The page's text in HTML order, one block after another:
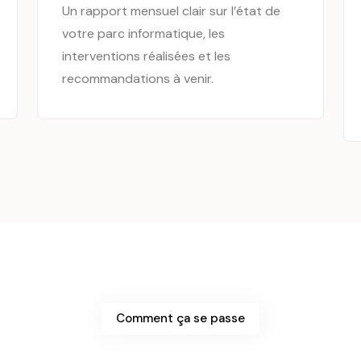
Un rapport mensuel clair sur l’état de
votre parc informatique, les
interventions réalisées et les
recommandations à venir.
Comment ça se passe